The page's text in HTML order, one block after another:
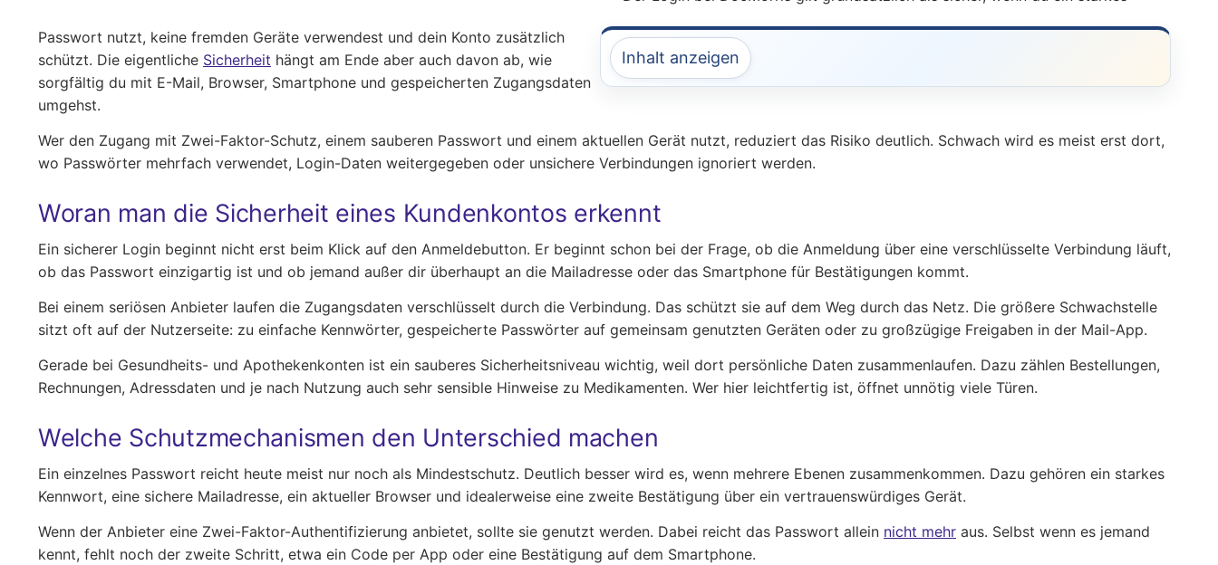
Inhalt anzeigen
Passwort nutzt, keine fremden Geräte verwendest und dein Konto zusätzlich
schützt. Die eigentliche Sicherheit hängt am Ende aber auch davon ab, wie
sorgfältig du mit E-Mail, Browser, Smartphone und gespeicherten Zugangsdaten
umgehst.
Wer den Zugang mit Zwei-Faktor-Schutz, einem sauberen Passwort und einem aktuellen Gerät nutzt, reduziert das Risiko deutlich. Schwach wird es meist erst dort,
wo Passwörter mehrfach verwendet, Login-Daten weitergegeben oder unsichere Verbindungen ignoriert werden.
Woran man die Sicherheit eines Kundenkontos erkennt
Ein sicherer Login beginnt nicht erst beim Klick auf den Anmeldebutton. Er beginnt schon bei der Frage, ob die Anmeldung über eine verschlüsselte Verbindung läuft,
ob das Passwort einzigartig ist und ob jemand außer dir überhaupt an die Mailadresse oder das Smartphone für Bestätigungen kommt.
Bei einem seriösen Anbieter laufen die Zugangsdaten verschlüsselt durch die Verbindung. Das schützt sie auf dem Weg durch das Netz. Die größere Schwachstelle
sitzt oft auf der Nutzerseite: zu einfache Kennwörter, gespeicherte Passwörter auf gemeinsam genutzten Geräten oder zu großzügige Freigaben in der Mail-App.
Gerade bei Gesundheits- und Apothekenkonten ist ein sauberes Sicherheitsniveau wichtig, weil dort persönliche Daten zusammenlaufen. Dazu zählen Bestellungen,
Rechnungen, Adressdaten und je nach Nutzung auch sehr sensible Hinweise zu Medikamenten. Wer hier leichtfertig ist, öffnet unnötig viele Türen.
Welche Schutzmechanismen den Unterschied machen
Ein einzelnes Passwort reicht heute meist nur noch als Mindestschutz. Deutlich besser wird es, wenn mehrere Ebenen zusammenkommen. Dazu gehören ein starkes
Kennwort, eine sichere Mailadresse, ein aktueller Browser und idealerweise eine zweite Bestätigung über ein vertrauenswürdiges Gerät.
Wenn der Anbieter eine Zwei-Faktor-Authentifizierung anbietet, sollte sie genutzt werden. Dabei reicht das Passwort allein nicht mehr aus. Selbst wenn es jemand
kennt, fehlt noch der zweite Schritt, etwa ein Code per App oder eine Bestätigung auf dem Smartphone.